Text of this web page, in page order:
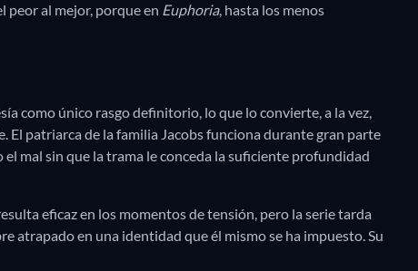
peor al mejor, porque en Euphoria, hasta los menos
como único rasgo definitorio, lo que lo convierte, a la vez,
El patriarca de la familia Jacobs funciona durante gran parte
mal sin que la trama le conceda la suficiente profundidad
eficaz en los momentos de tensión, pero la serie tarda
atrapado en una identidad que él mismo se ha impuesto. Su